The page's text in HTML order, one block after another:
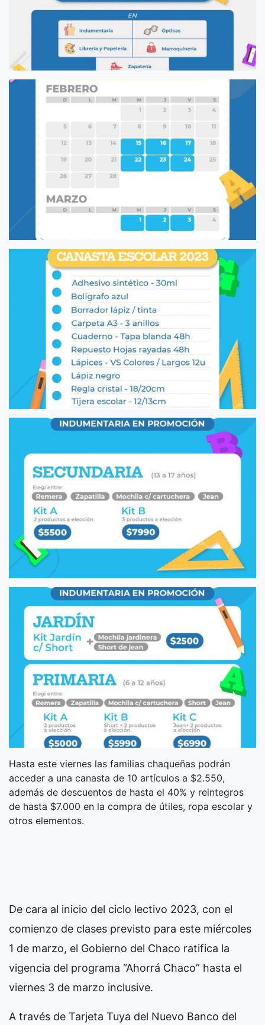
Hasta este viernes las familias chaqueñas podrán
acceder a una canasta de 10 artículos a $2.550,
además de descuentos de hasta el 40% y reintegros
de hasta $7.000 en la compra de útiles, ropa escolar y
otros elementos.
De cara al inicio del ciclo lectivo 2023, con el
comienzo de clases previsto para este miércoles
1 de marzo, el Gobierno del Chaco ratifica la
vigencia del programa “Ahorrá Chaco” hasta el
viernes 3 de marzo inclusive.
A través de Tarjeta Tuya del Nuevo Banco del